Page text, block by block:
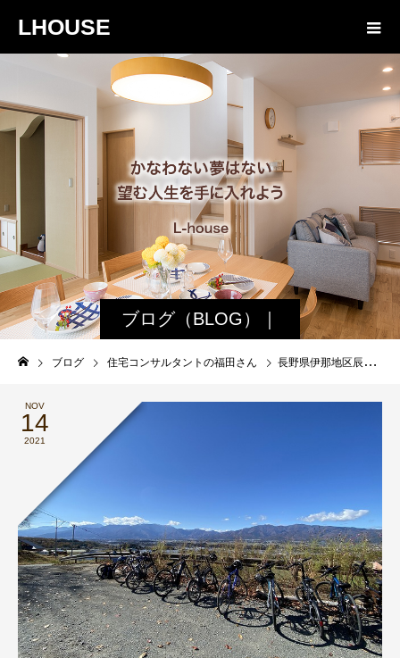
LHOUSE
ブログ（BLOG）｜
諏訪・松本の工務店
エルハウス
ブログ 住宅コンサルタントの福田さん 長野県伊那地区辰野町でサイクリングガイドでした
NOV
14
2021